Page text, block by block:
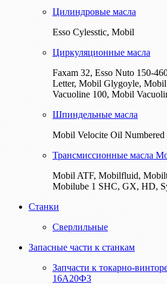
Цилиндровые масла
Esso Cylesstic, Mobil
Циркуляционные масла
Faxam 32, Esso Nuto 150-
Letter, Mobil Glygoyle,
Vacuoline 100, Mobil
Шпиндельные масла
Mobil Velocite Oil Numbered
Трансмиссионные масла
Mobil ATF, Mobilfluid,
Mobilube 1 SHC, GX, HD,
Станки
Сверлильные
Запасные части к станкам
Запчасти к токарно-
16А20Ф3